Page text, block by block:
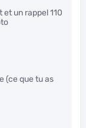
et un rappel 110
(ce que tu as